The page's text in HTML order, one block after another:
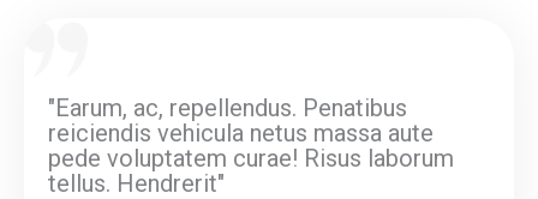
"Earum, ac, repellendus. Penatibus
reiciendis vehicula netus massa aute
pede voluptatem curae! Risus laborum
tellus. Hendrerit"